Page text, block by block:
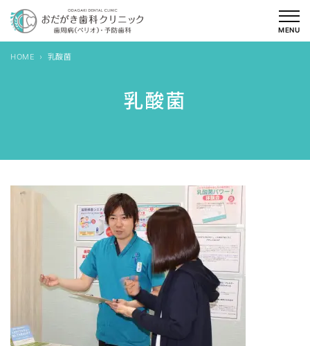
を
MENU
乳酸菌
HOME 乳酸菌